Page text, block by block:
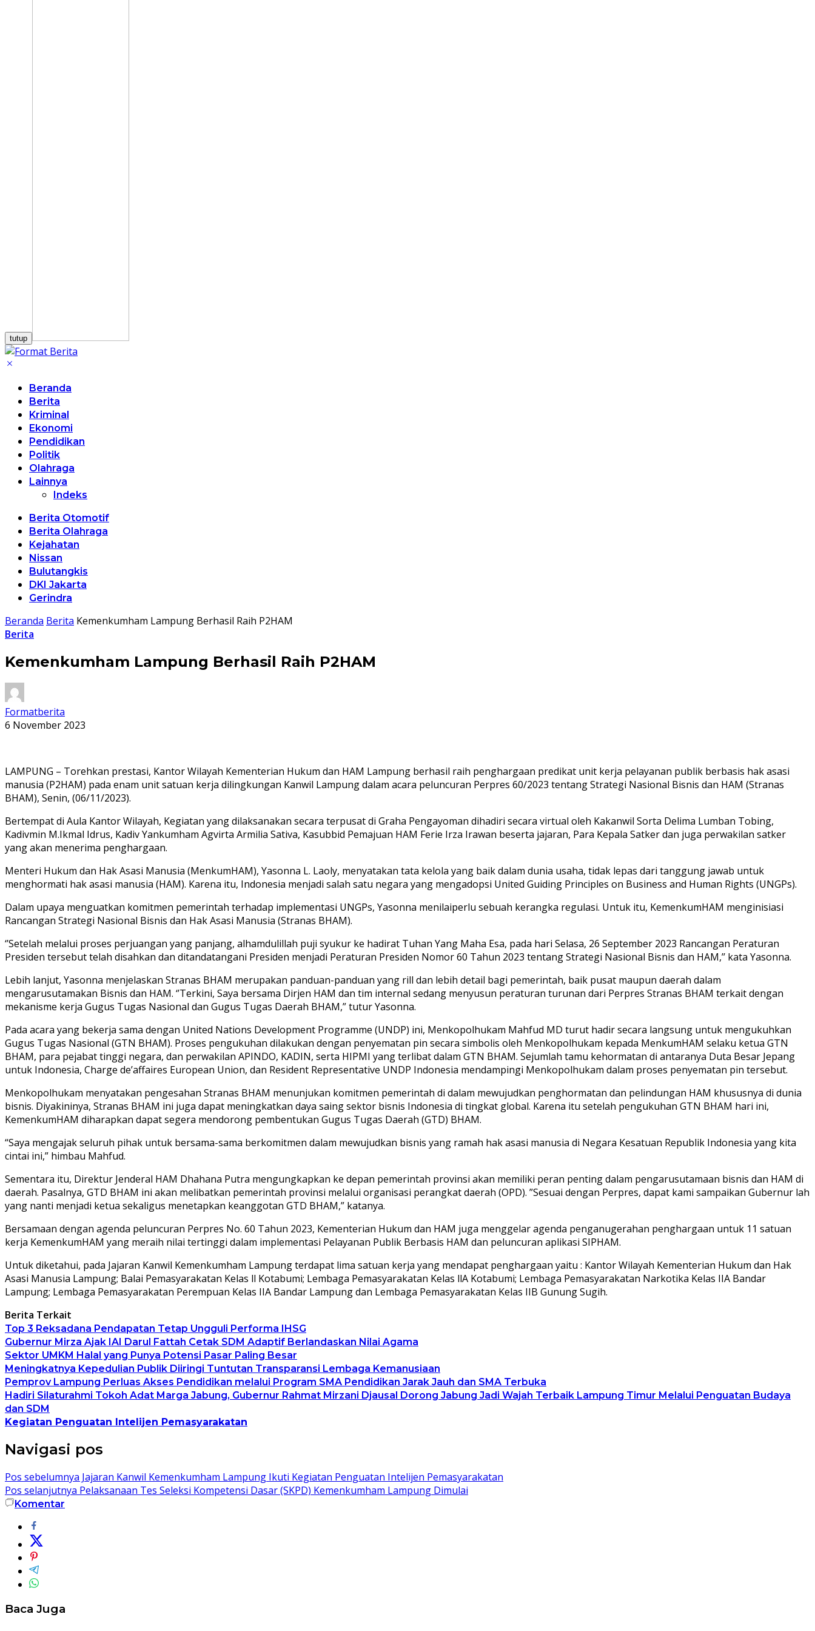
tutup
Beranda
Berita
Kriminal
Ekonomi
Pendidikan
Politik
Olahraga
Lainnya
Indeks
Berita Otomotif
Berita Olahraga
Kejahatan
Nissan
Bulutangkis
DKI Jakarta
Gerindra
Beranda Berita Kemenkumham Lampung Berhasil Raih P2HAM
Berita
Kemenkumham Lampung Berhasil Raih P2HAM
Formatberita
6 November 2023
LAMPUNG – Torehkan prestasi, Kantor Wilayah Kementerian Hukum dan HAM Lampung berhasil raih penghargaan predikat unit kerja pelayanan publik berbasis hak asasi
manusia (P2HAM) pada enam unit satuan kerja dilingkungan Kanwil Lampung dalam acara peluncuran Perpres 60/2023 tentang Strategi Nasional Bisnis dan HAM (Stranas
BHAM), Senin, (06/11/2023).
Bertempat di Aula Kantor Wilayah, Kegiatan yang dilaksanakan secara terpusat di Graha Pengayoman dihadiri secara virtual oleh Kakanwil Sorta Delima Lumban Tobing,
Kadivmin M.Ikmal Idrus, Kadiv Yankumham Agvirta Armilia Sativa, Kasubbid Pemajuan HAM Ferie Irza Irawan beserta jajaran, Para Kepala Satker dan juga perwakilan satker
yang akan menerima penghargaan.
Menteri Hukum dan Hak Asasi Manusia (MenkumHAM), Yasonna L. Laoly, menyatakan tata kelola yang baik dalam dunia usaha, tidak lepas dari tanggung jawab untuk
menghormati hak asasi manusia (HAM). Karena itu, Indonesia menjadi salah satu negara yang mengadopsi United Guiding Principles on Business and Human Rights (UNGPs).
Dalam upaya menguatkan komitmen pemerintah terhadap implementasi UNGPs, Yasonna menilaiperlu sebuah kerangka regulasi. Untuk itu, KemenkumHAM menginisiasi
Rancangan Strategi Nasional Bisnis dan Hak Asasi Manusia (Stranas BHAM).
‘’Setelah melalui proses perjuangan yang panjang, alhamdulillah puji syukur ke hadirat Tuhan Yang Maha Esa, pada hari Selasa, 26 September 2023 Rancangan Peraturan
Presiden tersebut telah disahkan dan ditandatangani Presiden menjadi Peraturan Presiden Nomor 60 Tahun 2023 tentang Strategi Nasional Bisnis dan HAM,’’ kata Yasonna.
Lebih lanjut, Yasonna menjelaskan Stranas BHAM merupakan panduan-panduan yang rill dan lebih detail bagi pemerintah, baik pusat maupun daerah dalam
mengarusutamakan Bisnis dan HAM. ‘’Terkini, Saya bersama Dirjen HAM dan tim internal sedang menyusun peraturan turunan dari Perpres Stranas BHAM terkait dengan
mekanisme kerja Gugus Tugas Nasional dan Gugus Tugas Daerah BHAM,” tutur Yasonna.
Pada acara yang bekerja sama dengan United Nations Development Programme (UNDP) ini, Menkopolhukam Mahfud MD turut hadir secara langsung untuk mengukuhkan
Gugus Tugas Nasional (GTN BHAM). Proses pengukuhan dilakukan dengan penyematan pin secara simbolis oleh Menkopolhukam kepada MenkumHAM selaku ketua GTN
BHAM, para pejabat tinggi negara, dan perwakilan APINDO, KADIN, serta HIPMI yang terlibat dalam GTN BHAM. Sejumlah tamu kehormatan di antaranya Duta Besar Jepang
untuk Indonesia, Charge de’affaires European Union, dan Resident Representative UNDP Indonesia mendampingi Menkopolhukam dalam proses penyematan pin tersebut.
Menkopolhukam menyatakan pengesahan Stranas BHAM menunjukan komitmen pemerintah di dalam mewujudkan penghormatan dan pelindungan HAM khususnya di dunia
bisnis. Diyakininya, Stranas BHAM ini juga dapat meningkatkan daya saing sektor bisnis Indonesia di tingkat global. Karena itu setelah pengukuhan GTN BHAM hari ini,
KemenkumHAM diharapkan dapat segera mendorong pembentukan Gugus Tugas Daerah (GTD) BHAM.
“Saya mengajak seluruh pihak untuk bersama-sama berkomitmen dalam mewujudkan bisnis yang ramah hak asasi manusia di Negara Kesatuan Republik Indonesia yang kita
cintai ini,” himbau Mahfud.
Sementara itu, Direktur Jenderal HAM Dhahana Putra mengungkapkan ke depan pemerintah provinsi akan memiliki peran penting dalam pengarusutamaan bisnis dan HAM di
daerah. Pasalnya, GTD BHAM ini akan melibatkan pemerintah provinsi melalui organisasi perangkat daerah (OPD). ”Sesuai dengan Perpres, dapat kami sampaikan Gubernur lah
yang nanti menjadi ketua sekaligus menetapkan keanggotan GTD BHAM,” katanya.
Bersamaan dengan agenda peluncuran Perpres No. 60 Tahun 2023, Kementerian Hukum dan HAM juga menggelar agenda penganugerahan penghargaan untuk 11 satuan
kerja KemenkumHAM yang meraih nilai tertinggi dalam implementasi Pelayanan Publik Berbasis HAM dan peluncuran aplikasi SIPHAM.
Untuk diketahui, pada Jajaran Kanwil Kemenkumham Lampung terdapat lima satuan kerja yang mendapat penghargaan yaitu : Kantor Wilayah Kementerian Hukum dan Hak
Asasi Manusia Lampung; Balai Pemasyarakatan Kelas ll Kotabumi; Lembaga Pemasyarakatan Kelas llA Kotabumi; Lembaga Pemasyarakatan Narkotika Kelas IIA Bandar
Lampung; Lembaga Pemasyarakatan Perempuan Kelas IIA Bandar Lampung dan Lembaga Pemasyarakatan Kelas IIB Gunung Sugih.
Berita Terkait
Top 3 Reksadana Pendapatan Tetap Ungguli Performa IHSG
Gubernur Mirza Ajak IAI Darul Fattah Cetak SDM Adaptif Berlandaskan Nilai Agama
Sektor UMKM Halal yang Punya Potensi Pasar Paling Besar
Meningkatnya Kepedulian Publik Diiringi Tuntutan Transparansi Lembaga Kemanusiaan
Pemprov Lampung Perluas Akses Pendidikan melalui Program SMA Pendidikan Jarak Jauh dan SMA Terbuka
Hadiri Silaturahmi Tokoh Adat Marga Jabung, Gubernur Rahmat Mirzani Djausal Dorong Jabung Jadi Wajah Terbaik Lampung Timur Melalui Penguatan Budaya
dan SDM
Kegiatan Penguatan Intelijen Pemasyarakatan
Navigasi pos
Pos sebelumnya Jajaran Kanwil Kemenkumham Lampung Ikuti Kegiatan Penguatan Intelijen Pemasyarakatan
Pos selanjutnya Pelaksanaan Tes Seleksi Kompetensi Dasar (SKPD) Kemenkumham Lampung Dimulai
Komentar
Baca Juga